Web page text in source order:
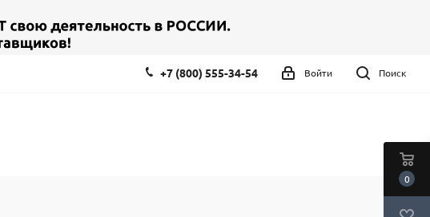
Поиск
Войти
+7 (800) 555-34-54
0